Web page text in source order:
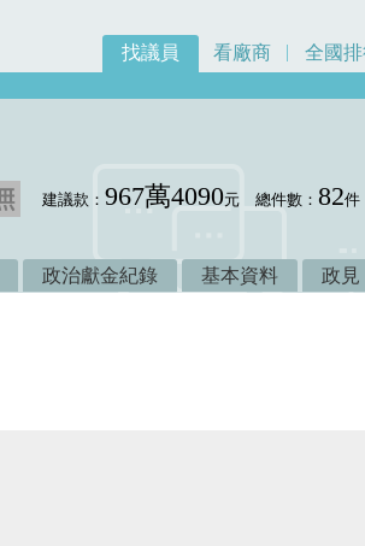
找議員 看廠商 全國
建議款：967萬4090元 總件數：82件
政治獻金紀錄 基本資料 政見